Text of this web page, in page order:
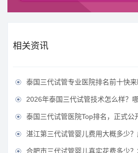
相关资讯
 泰国三代试管专业医院排名前十快来
 2026年泰国三代试管技术怎么样？
 泰国三代试管医院Top排名，正式公
 湛江第三代试管婴儿费用大概多少？
 合肥市三代试管婴儿真实花费多少